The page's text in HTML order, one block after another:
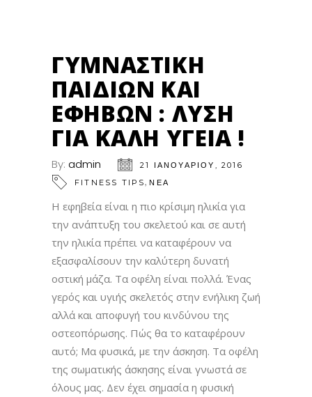
ΓΥΜΝΑΣΤΙΚΉ
ΠΑΙΔΙΏΝ ΚΑΙ
ΕΦΉΒΩΝ : ΛΎΣΗ
ΓΙΑ ΚΑΛΉ ΥΓΕΊΑ !
By: admin
21 ΙΑΝΟΥΑΡΊΟΥ, 2016
FITNESS TIPS,ΝΕΑ
Η εφηβεία είναι η πιο κρίσιμη ηλικία για
την ανάπτυξη του σκελετού και σε αυτή
την ηλικία πρέπει να καταφέρουν να
εξασφαλίσουν την καλύτερη δυνατή
οστική μάζα. Τα οφέλη είναι πολλά. Ένας
γερός και υγιής σκελετός στην ενήλικη ζωή
αλλά και αποφυγή του κινδύνου της
οστεοπόρωσης. Πώς θα το καταφέρουν
αυτό; Μα φυσικά, με την άσκηση. Τα οφέλη
της σωματικής άσκησης είναι γνωστά σε
όλους μας. Δεν έχει σημασία η φυσική